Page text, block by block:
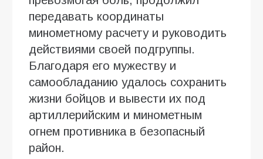
передавать координаты
минометному расчету и руководить
действиями своей подгруппы.
Благодаря его мужеству и
самообладанию удалось сохранить
жизни бойцов и вывести их под
артиллерийским и минометным
огнем противника в безопасный
район.